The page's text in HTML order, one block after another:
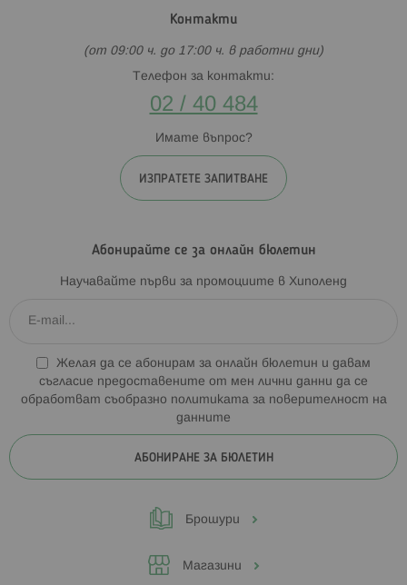
Контакти
(от 09:00 ч. до 17:00 ч. в работни дни)
Телефон за контакти:
02 / 40 484
Имате въпрос?
ИЗПРАТЕТЕ ЗАПИТВАНЕ
Абонирайте се за онлайн бюлетин
Научавайте първи за промоциите в Хиполенд
Желая да се абонирам за онлайн бюлетин и давам
съгласие предоставените от мен лични данни да се
обработват съобразно политиката за поверителност на
данните
АБОНИРАНЕ ЗА БЮЛЕТИН
Брошури
Магазини